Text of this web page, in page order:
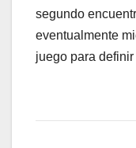
segundo
eventualmente
juego para